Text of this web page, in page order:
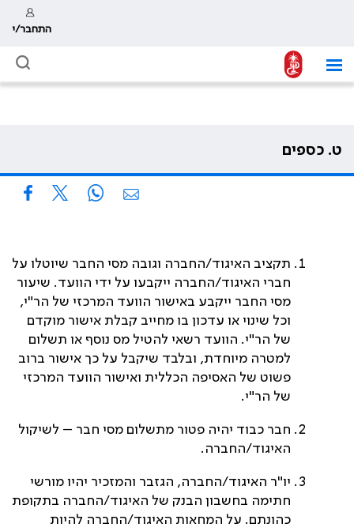
התחבר/י
ט. כספים
תקציב האיגוד/החברה וגובה מסי החבר שיוטלו על
חברי האיגוד/החברה ייקבעו על ידי הוועד. שיעור
מסי החבר ייקבע באישור הוועד המרכזי של הר"י,
וכל שינוי או עדכון בו מחייב קבלת אישור מוקדם
של הר"י. הוועד רשאי להטיל מס נוסף או תשלום
למטרה מיוחדת, ובלבד שיקבל על כך אישור ברוב
פשוט של האסיפה הכללית ואישור הוועד המרכזי
של הר"י.
חבר כבוד יהיה פטור מתשלום מסי חבר – לשיקול
האיגוד/החברה.
יו"ר האיגוד/החברה, הגזבר והמזכיר יהיו מורשי
חתימה בחשבון הבנק של האיגוד/החברה בתקופת
כהונתם. על המחאות האיגוד/החברה להיות